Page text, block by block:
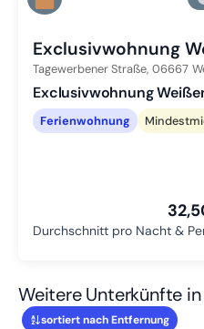
Exclusivwohnung
Tagewerbener Straße, 06667
Exclusivwohnung
Ferienwohnung
Durchschnitt pro Nacht &
Weitere Unterkünfte
sortiert nach Entfernung